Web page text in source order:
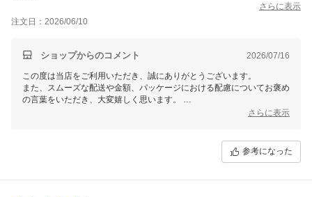
さらに表示
注文日：2026/06/10
ショップからのコメント 2026/07/16
この度は当店をご利用いただき、誠にありがとうございます。
また、スムーズな配送や金額、パッケージにおける配慮についてお褒め
の言葉をいただき、大変嬉しく思います。
お客様にご満足いただけたことが、何よりの励みとなります。
何かご不明な点やご要望がございましたら、いつでもお気軽にご連絡く
さらに表示
参考になった